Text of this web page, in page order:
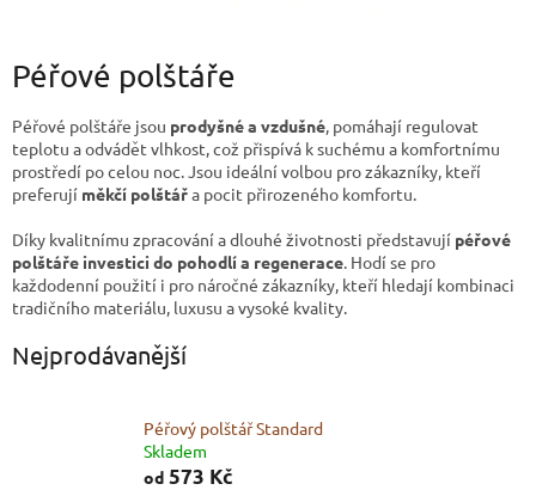
Péřové polštáře
Péřové polštáře jsou prodyšné a vzdušné, pomáhají regulovat
teplotu a odvádět vlhkost, což přispívá k suchému a komfortnímu
prostředí po celou noc. Jsou ideální volbou pro zákazníky, kteří
preferují měkčí polštářa pocit přirozeného komfortu.
Díky kvalitnímu zpracování a dlouhé životnosti představují péřové
polštáře investici do pohodlí a regenerace. Hodí se pro
každodenní použití i pro náročné zákazníky, kteří hledají kombinaci
tradičního materiálu, luxusu a vysoké kvality.
Nejprodávanější
Péřový polštář Standard
Skladem
od 573 Kč